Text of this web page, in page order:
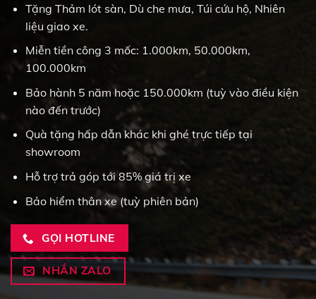
Tặng Thảm lót sàn, Dù che mưa, Túi cứu hộ, Nhiên
liệu giao xe.
Miễn tiền công 3 mốc: 1.000km, 50.000km,
100.000km
Bảo hành 5 năm hoặc 150.000km (tuỳ vào điều kiện
nào đến trước)
Quà tặng hấp dẫn khác khi ghé trực tiếp tại
showroom
Hỗ trợ trả góp tới 85% giá trị xe
Bảo hiểm thân xe (tuỳ phiên bản)
GỌI HOTLINE
NHẮN ZALO